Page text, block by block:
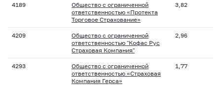
4189
Общество с ограниченной
ответственностью «Протекта
Торговое Страхование»
3,82
4209
Общество с ограниченной
ответственностью "Кофас Рус
Страховая Компания"
2,96
4293
Общество с ограниченной
ответственностью «Страховая
Компания Герса»
1,77